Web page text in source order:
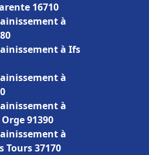
16710
à
à Ifs
à
à
91390
à
Tours 37170